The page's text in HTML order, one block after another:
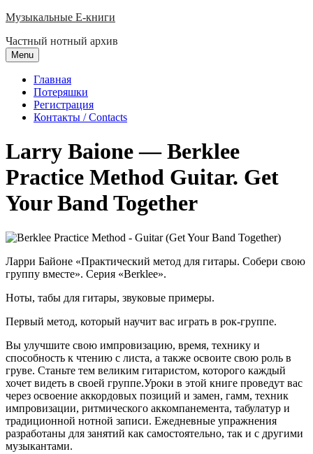
Skip
content
Музыкальные E-книги
Частный нотный архив
Menu
Главная
Потеряшки
Регистрация
Контакты / Contacts
Larry Baione — Berklee
Practice Method Guitar. Get
Your Band Together
Ларри Байоне «Практический метод для гитары. Собери свою
группу вместе». Серия «Berklee».
Ноты, табы для гитары, звуковые примеры.
Первый метод, который научит вас играть в рок-группе.
Вы улучшите свою импровизацию, время, технику и
способность к чтению с листа, а также освоите свою роль в
груве. Станьте тем великим гитаристом, которого каждый
хочет видеть в своей группе.Уроки в этой книге проведут вас
через освоение аккордовых позиций и замен, гамм, техник
импровизации, ритмического аккомпанемента, табулатур и
традиционной нотной записи. Ежедневные упражнения
разработаны для занятий как самостоятельно, так и с другими
музыкантами.